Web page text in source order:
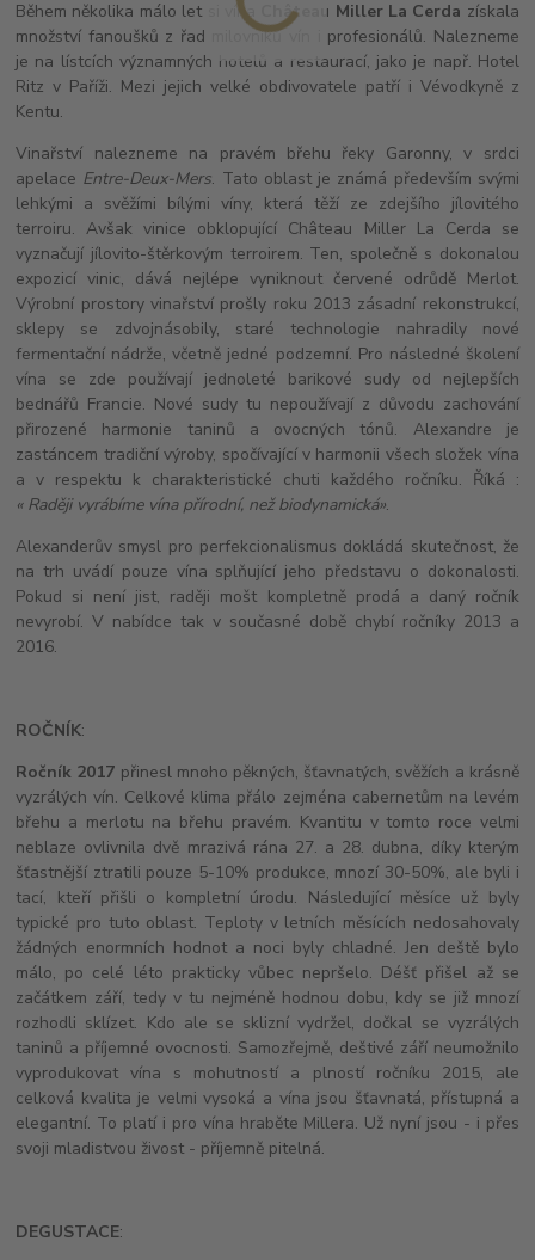
Během několika málo let si vína Château Miller La Cerda získala
množství fanoušků z řad milovníků vín i profesionálů. Nalezneme
je na lístcích významných hotelů a restaurací, jako je např. Hotel
Ritz v Paříži. Mezi jejich velké obdivovatele patří i Vévodkyně z
Kentu.
Vinařství nalezneme na pravém břehu řeky Garonny, v srdci
apelace Entre-Deux-Mers. Tato oblast je známá především svými
lehkými a svěžími bílými víny, která těží ze zdejšího jílovitého
terroiru. Avšak vinice obklopující Château Miller La Cerda se
vyznačují jílovito-štěrkovým terroirem. Ten, společně s dokonalou
expozicí vinic, dává nejlépe vyniknout červené odrůdě Merlot.
Výrobní prostory vinařství prošly roku 2013 zásadní rekonstrukcí,
sklepy se zdvojnásobily, staré technologie nahradily nové
fermentační nádrže, včetně jedné podzemní. Pro následné školení
vína se zde používají jednoleté barikové sudy od nejlepších
bednářů Francie. Nové sudy tu nepoužívají z důvodu zachování
přirozené harmonie taninů a ovocných tónů. Alexandre je
zastáncem tradiční výroby, spočívající v harmonii všech složek vína
a v respektu k charakteristické chuti každého ročníku. Říká :
« Raději vyrábíme vína přírodní, než biodynamická».
Alexanderův smysl pro perfekcionalismus dokládá skutečnost, že
na trh uvádí pouze vína splňující jeho představu o dokonalosti.
Pokud si není jist, raději mošt kompletně prodá a daný ročník
nevyrobí. V nabídce tak v současné době chybí ročníky 2013 a
2016.
ROČNÍK:
Ročník 2017 přinesl mnoho pěkných, šťavnatých, svěžích a krásně
vyzrálých vín. Celkové klima přálo zejména cabernetům na levém
břehu a merlotu na břehu pravém. Kvantitu v tomto roce velmi
neblaze ovlivnila dvě mrazivá rána 27. a 28. dubna, díky kterým
šťastnější ztratili pouze 5-10% produkce, mnozí 30-50%, ale byli i
tací, kteří přišli o kompletní úrodu. Následující měsíce už byly
typické pro tuto oblast. Teploty v letních měsících nedosahovaly
žádných enormních hodnot a noci byly chladné. Jen deště bylo
málo, po celé léto prakticky vůbec nepršelo. Déšť přišel až se
začátkem září, tedy v tu nejméně hodnou dobu, kdy se již mnozí
rozhodli sklízet. Kdo ale se sklizní vydržel, dočkal se vyzrálých
taninů a příjemné ovocnosti. Samozřejmě, deštivé září neumožnilo
vyprodukovat vína s mohutností a plností ročníku 2015, ale
celková kvalita je velmi vysoká a vína jsou šťavnatá, přístupná a
elegantní. To platí i pro vína hraběte Millera. Už nyní jsou - i přes
svoji mladistvou živost - příjemně pitelná.
DEGUSTACE: